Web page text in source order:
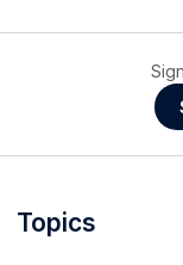
Topics